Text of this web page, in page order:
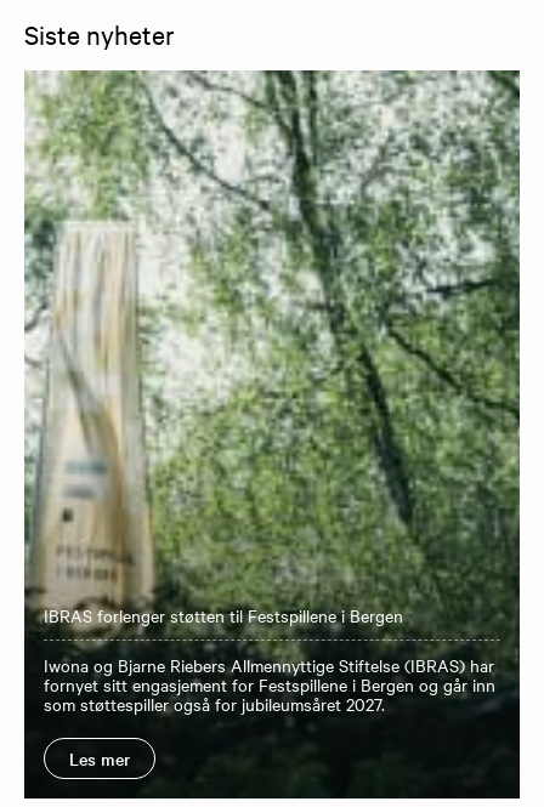
Siste nyheter
IBRAS forlenger støtten til Festspillene i Bergen
Iwona og Bjarne Riebers Allmennyttige Stiftelse (IBRAS) har
fornyet sitt engasjement for Festspillene i Bergen og går inn
som støttespiller også for jubileumsåret 2027.
Les mer